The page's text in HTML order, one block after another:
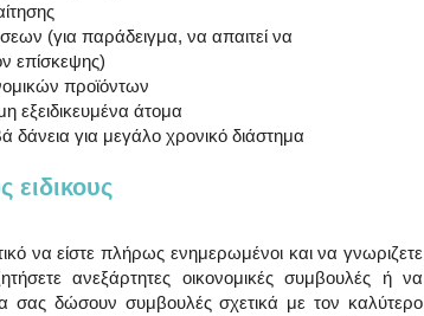
(για παράδειγμα, να απαιτεί να
επίσκεψης)
προϊόντων
εξειδικευμένα άτομα
δάνεια για μεγάλο χρονικό διάστημα
ειδικους
να είστε πλήρως ενημερωμένοι και να γνωριζετε
ανεξάρτητες οικονομικές συμβουλές ή να
σας δώσουν συμβουλές σχετικά με τον καλύτερο